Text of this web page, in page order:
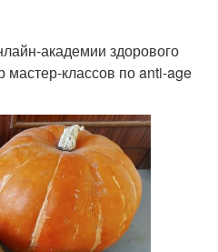
академии здорового
классов по anti-age